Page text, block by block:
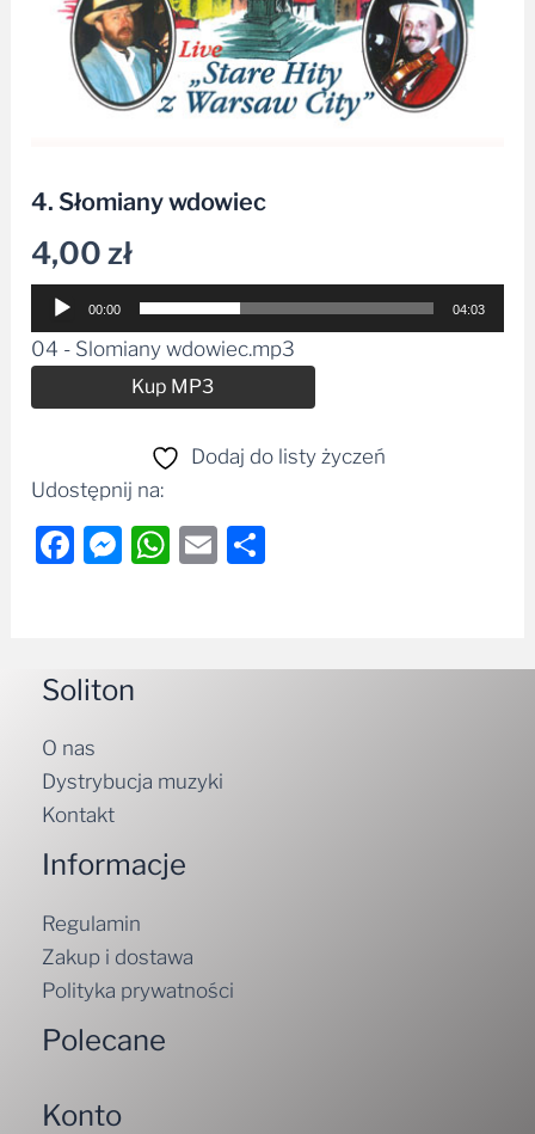
4. Słomiany wdowiec
4,00zł
Odtwarzacz
plików
dźwiękowych
00:00 04:03
04 - Slomiany wdowiec.mp3
Kup MP3
Dodaj do listy życzeń
Udostępnij na:
Facebook
Messenger
WhatsApp
Email
Soliton
O nas
Dystrybucja muzyki
Kontakt
Informacje
Regulamin
Zakup i dostawa
Polityka prywatności
Polecane
Konto